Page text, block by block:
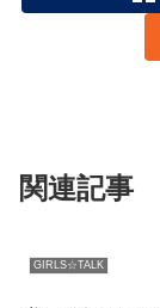
関連記事
GIRLS☆TALK